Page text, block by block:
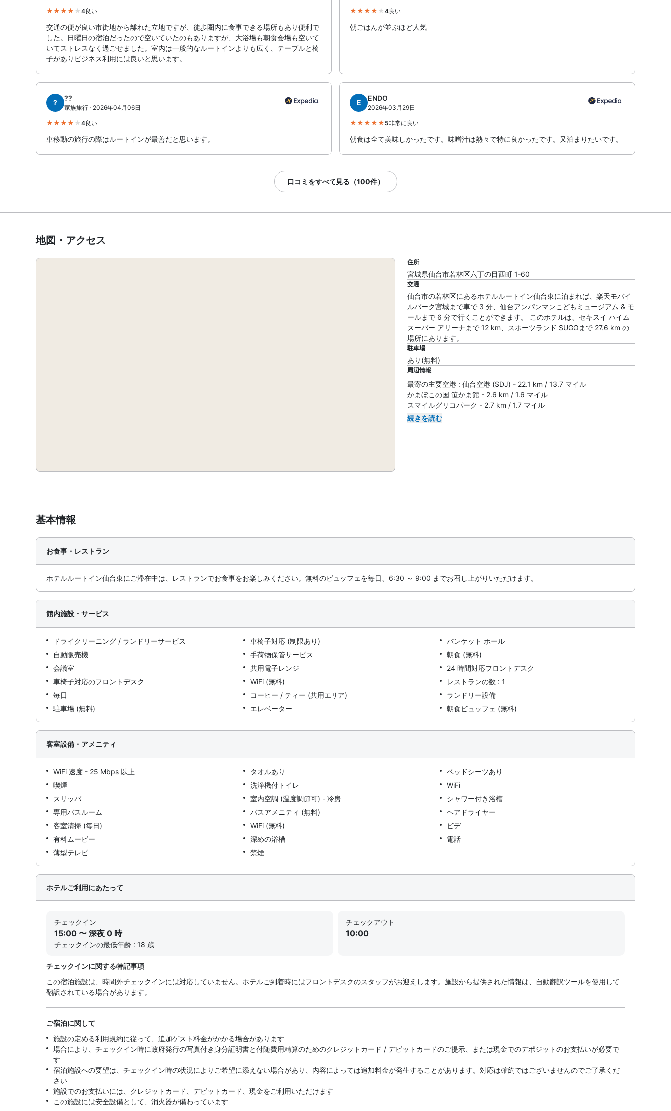
4良い
交通の便が良い市街地から離れた立地ですが、徒歩圏内に食事できる場所もあり便利で
した。日曜日の宿泊だったので空いていたのもありますが、大浴場も朝食会場も空いて
いてストレスなく過ごせました。室内は一般的なルートインよりも広く、テーブルと椅
子がありビジネス利用には良いと思います。
4良い
朝ごはんが並ぶほど人気
?
??
家族旅行 · 2026年04月06日
4良い
車移動の旅行の際はルートインが最善だと思います。
E
ENDO
2026年03月29日
5非常に良い
朝食は全て美味しかったです。味噌汁は熱々で特に良かったです。又泊まりたいです。
口コミをすべて見る（100件）
地図・アクセス
住所
宮城県仙台市若林区六丁の目西町 1-60
交通
仙台市の若林区にあるホテルルートイン仙台東に泊まれば、楽天モバイ
ルパーク宮城まで車で 3 分、仙台アンパンマンこどもミュージアム & モ
ールまで 6 分で行くことができます。 このホテルは、セキスイ ハイム
スーパー アリーナまで 12 km、スポーツランド SUGOまで 27.6 km の
場所にあります。
駐車場
あり(無料)
周辺情報
最寄の主要空港 : 仙台空港 (SDJ) - 22.1 km / 13.7 マイル
かまぼこの国 笹かま館 - 2.6 km / 1.6 マイル
スマイルグリコパーク - 2.7 km / 1.7 マイル
続きを読む
基本情報
お食事・レストラン
ホテルルートイン仙台東にご滞在中は、レストランでお食事をお楽しみください。無料のビュッフェを毎日、6:30 ～ 9:00 までお召し上がりいただけます。
館内施設・サービス
ドライクリーニング / ランドリーサービス 車椅子対応 (制限あり)
バンケット ホール
自動販売機
手荷物保管サービス
朝食 (無料)
会議室
共用電子レンジ
24 時間対応フロントデスク
車椅子対応のフロントデスク
WiFi (無料)
レストランの数 : 1
毎日
コーヒー / ティー (共用エリア)
ランドリー設備
駐車場 (無料)
エレベーター 朝食ビュッフェ (無料)
客室設備・アメニティ
WiFi 速度 - 25 Mbps 以上 タオルあり
ベッドシーツあり
喫煙
洗浄機付トイレ
WiFi
スリッパ
室内空調 (温度調節可) - 冷房
シャワー付き浴槽
専用バスルーム
バスアメニティ (無料)
ヘアドライヤー
客室清掃 (毎日)
WiFi (無料)
ビデ
有料ムービー
深めの浴槽
電話
薄型テレビ
禁煙
ホテルご利用にあたって
チェックイン
15:00 〜 深夜 0 時
チェックインの最低年齢 : 18 歳
チェックアウト
10:00
チェックインに関する特記事項
この宿泊施設は、時間外チェックインには対応していません。ホテルご到着時にはフロントデスクのスタッフがお迎えします。施設から提供された情報は、自動翻訳ツールを使用して
翻訳されている場合があります。
ご宿泊に関して
施設の定める利用規約に従って、追加ゲスト料金がかかる場合があります
場合により、チェックイン時に政府発行の写真付き身分証明書と付随費用精算のためのクレジットカード / デビットカードのご提示、または現金でのデポジットのお支払いが必要で
す
宿泊施設への要望は、チェックイン時の状況によりご希望に添えない場合があり、内容によっては追加料金が発生することがあります。対応は確約ではございませんのでご了承くだ
さい
施設でのお支払いには、クレジットカード、デビットカード、現金をご利用いただけます
この施設には安全設備として、消火器が備わっています